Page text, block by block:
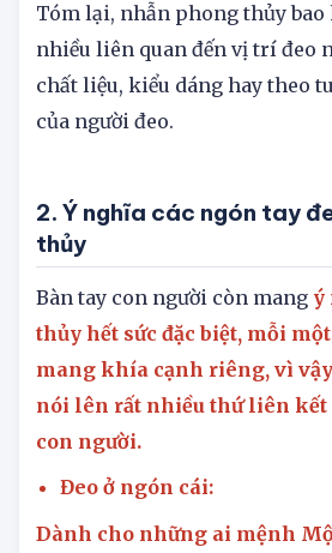
Tóm lại, nhẫn phong thủy bao
nhiều liên quan đến vị trí đeo
chất liệu, kiểu dáng hay theo
của người đeo.
2. Ý nghĩa các ngón tay
thủy
Bàn tay con người còn mang ý
thủy hết sức đặc biệt, mỗi
mang khía cạnh riêng, vì
nói lên rất nhiều thứ liên kết
con người.
Đeo ở ngón cái:
Dành cho những ai mệnh